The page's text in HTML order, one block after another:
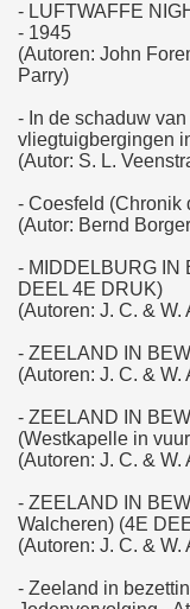
- LUFTWAFFE
- 1945
(Autoren: John
Parry)
- In de schaduw
vliegtuigbergingen
(Autor: S. L.
- Coesfeld (Chronik
(Autor: Bernd
- MIDDELBURG IN
DEEL 4E DRUK)
(Autoren: J. C. & W.
- ZEELAND IN
(Autoren: J. C. & W.
- ZEELAND IN
(Westkapelle in
(Autoren: J. C. & W.
- ZEELAND IN
Walcheren) (4E
(Autoren: J. C. & W.
- Zeeland in